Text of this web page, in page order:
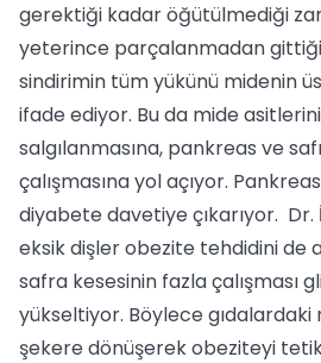
gerektiği kadar öğütülmediği
yeterince parçalanmadan
sindirimin tüm yükünü midenin
ifade ediyor. Bu da mide
salgılanmasına, pankreas ve
çalışmasına yol açıyor.
diyabete davetiye çıkarıyor. Dr.
eksik dişler obezite tehdidini de
safra kesesinin fazla çalışması
yükseltiyor. Böylece
şekere dönüşerek obeziteyi